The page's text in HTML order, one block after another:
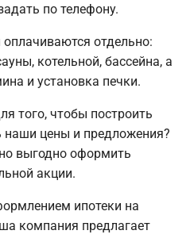
по телефону.
отдельно:
котельной, бассейна, а
и установка печки.
того, чтобы построить
наши цены и предложения?
выгодно оформить
акции.
ипотеки на
компания предлагает